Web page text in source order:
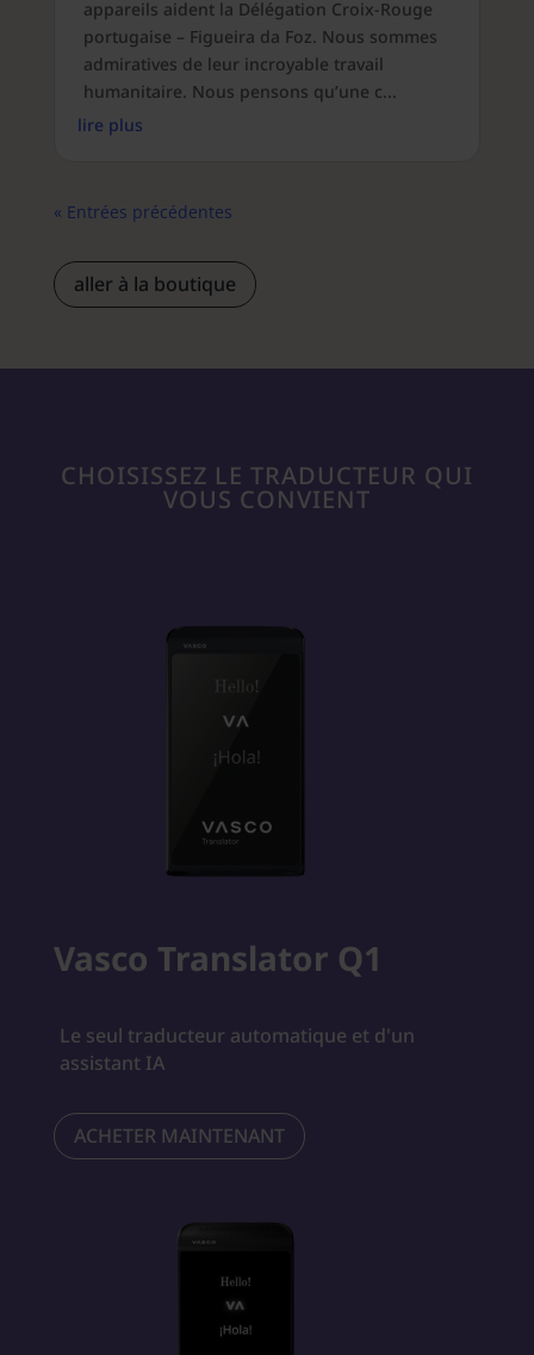
appareils aident la Délégation Croix-Rouge
portugaise – Figueira da Foz. Nous sommes
admiratives de leur incroyable travail
humanitaire. Nous pensons qu’une c...
lire plus
« Entrées précédentes
aller à la boutique
CHOISISSEZ LE TRADUCTEUR QUI
VOUS CONVIENT
Vasco Translator Q1
Le seul traducteur automatique et d'un
assistant IA
ACHETER MAINTENANT